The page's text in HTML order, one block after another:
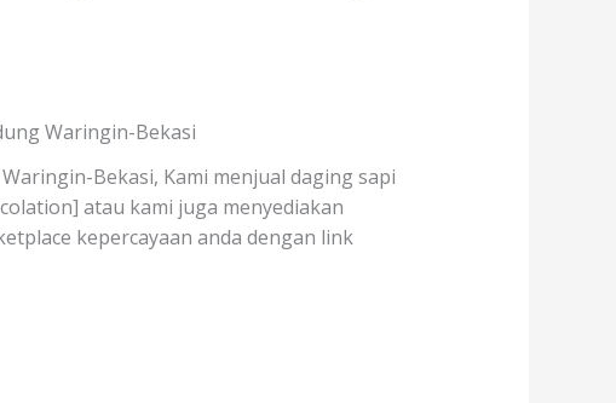
Waringin-Bekasi
Bekasi, Kami menjual daging sapi
atau kami juga menyediakan
kepercayaan anda dengan link